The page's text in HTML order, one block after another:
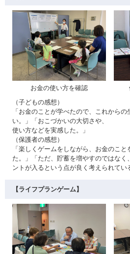
お金の使い方を確認
（子どもの感想）
「お金のことが学べたので、これから
い。」「おこづかいの大切さや、
使い方などを実感した。」
（保護者の感想）
「楽しくゲームをしながら、お金のこ
た。」「ただ、貯蓄を増やすのではなく
ントが入るという点が良く考えられてい
【ライフプランゲーム】